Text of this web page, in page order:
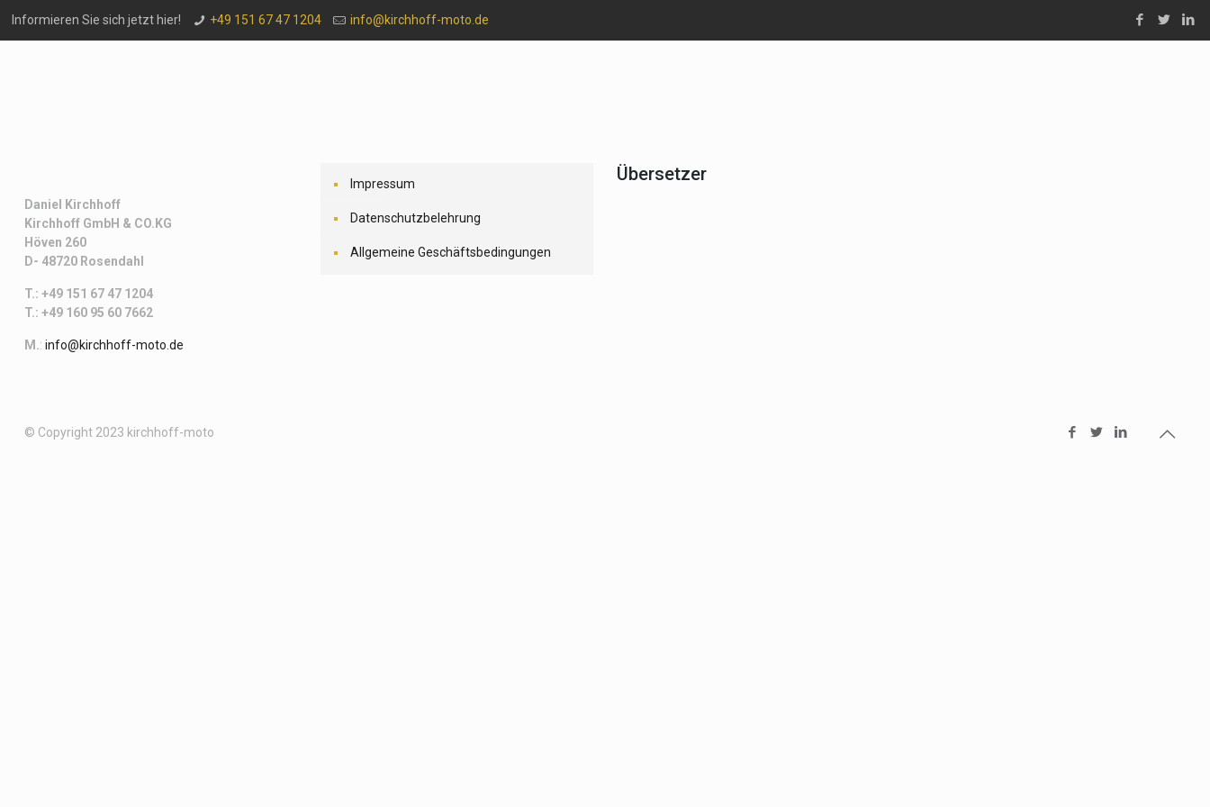
Informieren Sie sich jetzt hier! +49 151 67 47 1204 info@kirchhoff-moto.de
Daniel Kirchhoff
Kirchhoff GmbH & CO.KG
Höven 260
D- 48720 Rosendahl
T.: +49 151 67 47 1204
T.: +49 160 95 60 7662
M.: info@kirchhoff-moto.de
Impressum
Datenschutzbelehrung
Allgemeine Geschäftsbedingungen
Übersetzer
© Copyright 2023 kirchhoff-moto